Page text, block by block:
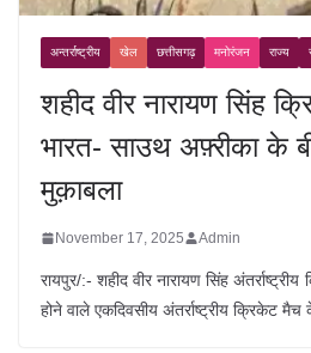
अन्तर्राष्ट्रीय खेल छत्तीसगढ़ मनोरंजन राज्य
शहीद वीर नारायण सिंह
भारत- साउथ अफ़्रीका के
मुक़ाबला
November 17, 2025 Admin
रायपुर/:- शहीद वीर नारायण सिंह
होने वाले एकदिवसीय अंतर्राष्ट्रीय क्रिकेट मैच